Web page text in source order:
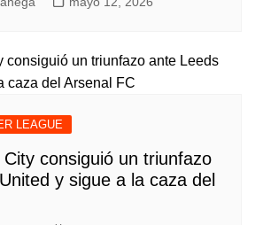
LEAGUE
consiguió un triunfazo
y sigue a la caza del